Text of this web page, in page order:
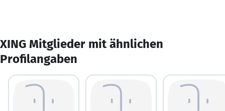
XING Mitglieder mit ähnlichen
Profilangaben